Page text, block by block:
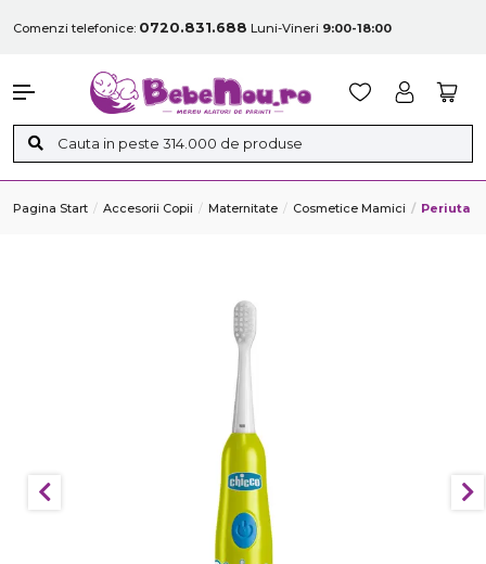
Comenzi telefonice: 0720.831.688 Luni-Vineri 9:00-18:00
Pagina Start Accesorii Copii Maternitate Cosmetice Mamici Periuta